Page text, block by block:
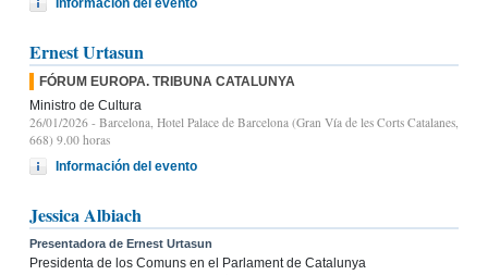
Información del evento
Ernest Urtasun
FÓRUM EUROPA. TRIBUNA CATALUNYA
Ministro de Cultura
26/01/2026 - Barcelona, Hotel Palace de Barcelona (Gran Vía de les Corts Catalanes,
668) 9.00 horas
Información del evento
Jessica Albiach
Presentadora de Ernest Urtasun
Presidenta de los Comuns en el Parlament de Catalunya